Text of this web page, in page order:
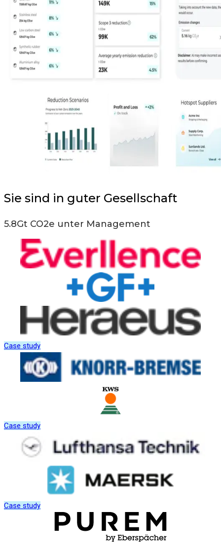
Sie sind in guter Gesellschaft
5.8Gt CO2e unter Management
Case study
Case study
Case study